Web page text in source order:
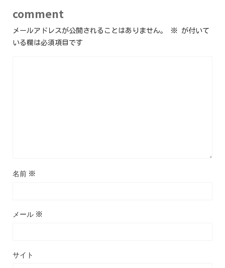
comment
メールアドレスが公開されることはありません。 ※ が付いて
いる欄は必須項目です
名前 ※
メール ※
サイト